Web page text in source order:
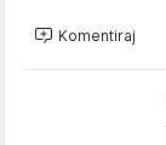
Komentiraj